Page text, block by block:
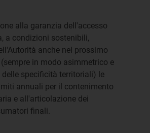
alla garanzia dell'accesso
a condizioni sostenibili,
anche nel prossimo
in modo asimmetrico e
delle specificità territoriali) le
annuali per il contenimento
e all'articolazione dei
finali.